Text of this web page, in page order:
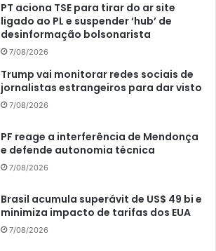
PT aciona TSE para tirar do ar site
ligado ao PL e suspender ‘hub’ de
desinformação bolsonarista
7/08/2026
Trump vai monitorar redes sociais de
jornalistas estrangeiros para dar visto
7/08/2026
PF reage a interferência de Mendonça
e defende autonomia técnica
7/08/2026
Brasil acumula superávit de US$ 49 bi e
minimiza impacto de tarifas dos EUA
7/08/2026